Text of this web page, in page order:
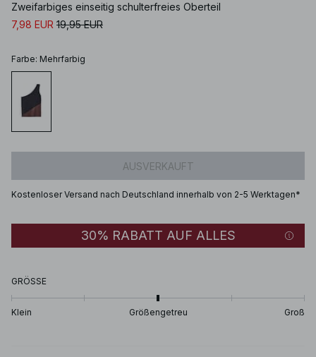
Zweifarbiges einseitig schulterfreies Oberteil
7,98 EUR 19,95 EUR
Farbe: Mehrfarbig
AUSVERKAUFT
Kostenloser Versand nach Deutschland innerhalb von 2-5 Werktagen*
30% RABATT AUF ALLES
GRÖSSE
Klein Größengetreu Groß